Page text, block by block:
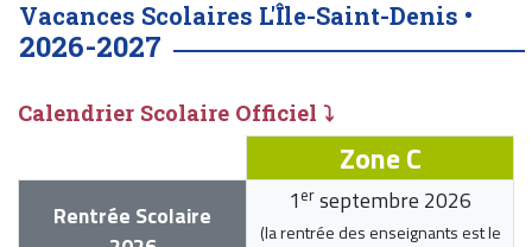
Vacances Scolaires L'Île-Saint-Denis •
2026-2027
Calendrier Scolaire Officiel ⤵
Zone C
Rentrée Scolaire
1 er septembre 2026
(la rentrée des enseignants est le